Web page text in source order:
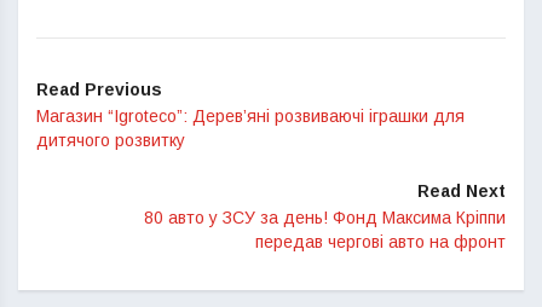
Read Previous
Магазин “Igroteco”: Дерев’яні розвиваючі іграшки для
дитячого розвитку
Read Next
80 авто у ЗСУ за день! Фонд Максима Кріппи
передав чергові авто на фронт